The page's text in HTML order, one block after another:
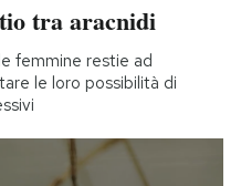
tra aracnidi
femmine restie ad
le loro possibilità di